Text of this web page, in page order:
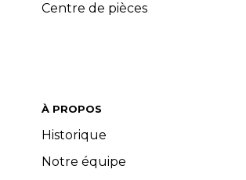
Centre de pièces
À PROPOS
Historique
Notre équipe